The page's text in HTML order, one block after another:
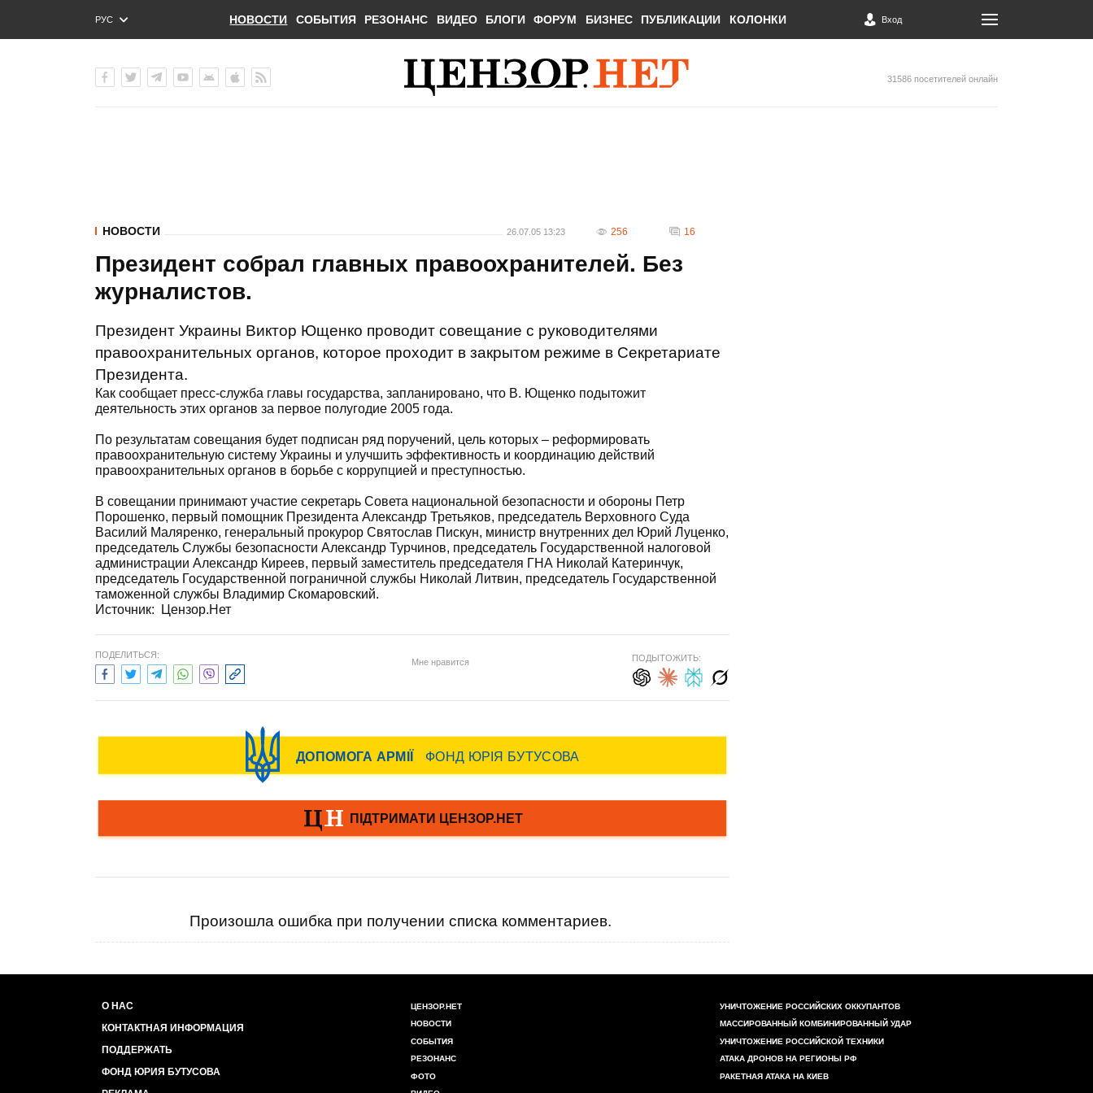
РУС
ENG
НОВОСТИ СОБЫТИЯ РЕЗОНАНС ВИДЕО БЛОГИ ФОРУМ БИЗНЕС ПУБЛИКАЦИИ КОЛОНКИ Вход
31586 посетителей онлайн
НОВОСТИ 26.07.05 13:23 256 16
Президент собрал главных правоохранителей. Без
журналистов.
Президент Украины Виктор Ющенко проводит совещание с руководителями
правоохранительных органов, которое проходит в закрытом режиме в Секретариате
Президента.
Как сообщает пресс-служба главы государства, запланировано, что В. Ющенко подытожит
деятельность этих органов за первое полугодие 2005 года.
По результатам совещания будет подписан ряд поручений, цель которых – реформировать
правоохранительную систему Украины и улучшить эффективность и координацию действий
правоохранительных органов в борьбе с коррупцией и преступностью.
В совещании принимают участие секретарь Совета национальной безопасности и обороны Петр
Порошенко, первый помощник Президента Александр Третьяков, председатель Верховного Суда
Василий Маляренко, генеральный прокурор Святослав Пискун, министр внутренних дел Юрий Луценко,
председатель Службы безопасности Александр Турчинов, председатель Государственной налоговой
администрации Александр Киреев, первый заместитель председателя ГНА Николай Катеринчук,
председатель Государственной пограничной службы Николай Литвин, председатель Государственной
таможенной службы Владимир Скомаровский.
Источник: Цензор.Нет
ПОДЕЛИТЬСЯ:
Мне нравится ПОДЫТОЖИТЬ:
Произошла ошибка при получении списка комментариев.
О НАС
КОНТАКТНАЯ ИНФОРМАЦИЯ
ПОДДЕРЖАТЬ
ФОНД ЮРИЯ БУТУСОВА
ЦЕНЗОР.НЕТ
НОВОСТИ
СОБЫТИЯ
РЕЗОНАНС
ФОТО
УНИЧТОЖЕНИЕ РОССИЙСКИХ ОККУПАНТОВ
МАССИРОВАННЫЙ КОМБИНИРОВАННЫЙ УДАР
УНИЧТОЖЕНИЕ РОССИЙСКОЙ ТЕХНИКИ
АТАКА ДРОНОВ НА РЕГИОНЫ РФ
РАКЕТНАЯ АТАКА НА КИЕВ